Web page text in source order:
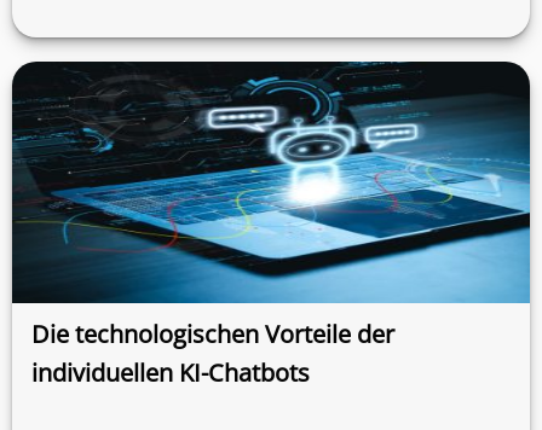
Die technologischen Vorteile der
individuellen KI-Chatbots